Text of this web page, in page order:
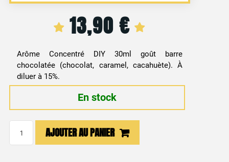
13,90€
Arôme Concentré DIY 30ml goût barre
chocolatée (chocolat, caramel, cacahuète). À
diluer à 15%.
En stock
AJOUTER AU PANIER